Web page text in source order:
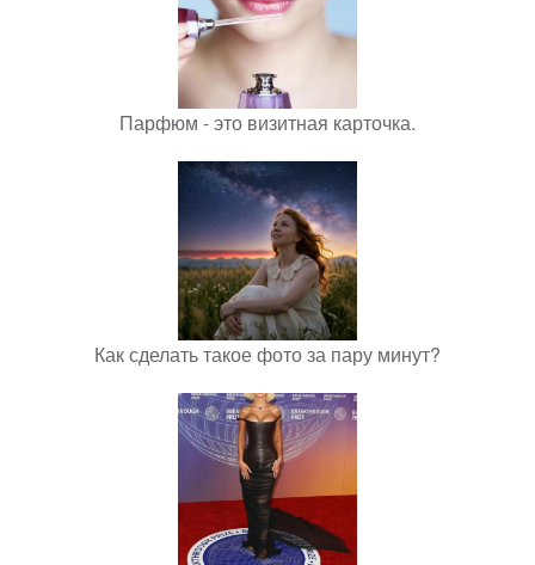
Парфюм - это визитная карточка.
Как сделать такое фото за пару минут?